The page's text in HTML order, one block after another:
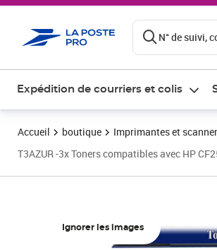
N° de suivi,
Expédition de courriers et colis
Accueil boutique Imprimantes et
T3AZUR -3x Toners compatibles avec HP
Ignorer les images